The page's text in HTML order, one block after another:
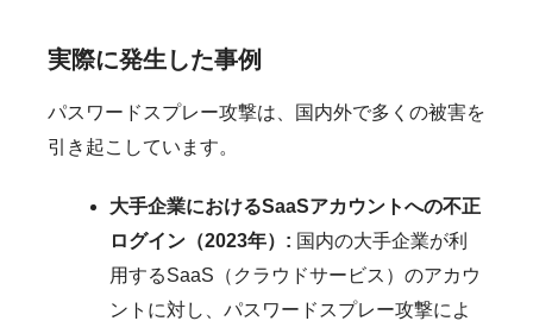
実際に発生した事例
パスワードスプレー攻撃は、国内外で多くの被害を
引き起こしています。
大手企業におけるSaaSアカウントへの不正
ログイン（2023年）: 国内の大手企業が利
用するSaaS（クラウドサービス）のアカウ
ントに対し、パスワードスプレー攻撃によ